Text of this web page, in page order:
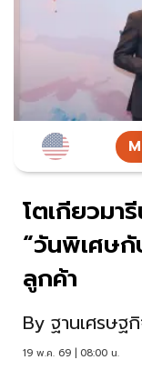
โตเกียวมา
“วันพิเศษ
ลูกค้า
By ฐานเศรษฐ
19 พ.ค. 69 | 08:00 น.